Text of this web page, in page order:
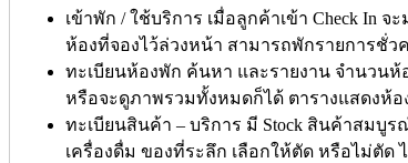
เข้าพัก / ใช้บริการ เมื่อลูกค้าเข้า Check In
ห้องที่จองไว้ล่วงหน้า สามารถพักรายการชั่ว
ทะเบียนห้องพัก ค้นหา และรายงาน จำนวนห้
หรือจะดูภาพรวมทั้งหมดก็ได้ ตารางแสดงห้
ทะเบียนสินค้า – บริการ มี Stock สินค้าสมบู
เครื่องดื่ม ของที่ระลึก เลือกให้ตัด หรือไม่ตั